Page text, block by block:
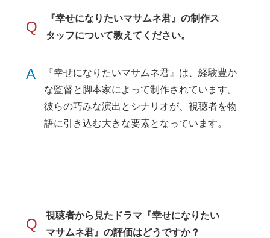
Q
『幸せになりたいマサムネ君』の制作ス
タッフについて教えてください。
A
『幸せになりたいマサムネ君』は、経験豊か
な監督と脚本家によって制作されています。
彼らの巧みな演出とシナリオが、視聴者を物
語に引き込む大きな要素となっています。
Q
視聴者から見たドラマ『幸せになりたい
マサムネ君』の評価はどうですか？